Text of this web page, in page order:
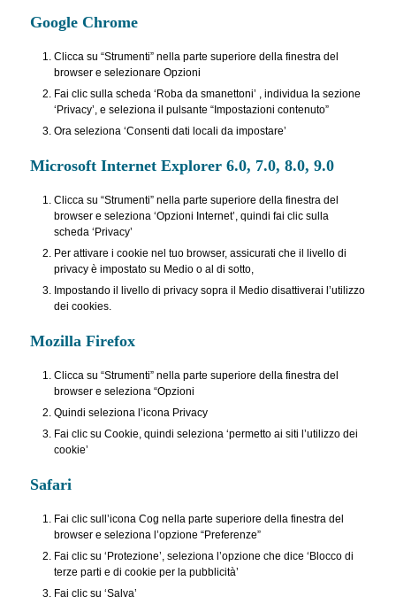
Google Chrome
Clicca su “Strumenti” nella parte superiore della finestra del
browser e selezionare Opzioni
Fai clic sulla scheda ‘Roba da smanettoni’ , individua la sezione
‘Privacy’, e seleziona il pulsante “Impostazioni contenuto”
Ora seleziona ‘Consenti dati locali da impostare’
Microsoft Internet Explorer 6.0, 7.0, 8.0, 9.0
Clicca su “Strumenti” nella parte superiore della finestra del
browser e seleziona ‘Opzioni Internet’, quindi fai clic sulla
scheda ‘Privacy’
Per attivare i cookie nel tuo browser, assicurati che il livello di
privacy è impostato su Medio o al di sotto,
Impostando il livello di privacy sopra il Medio disattiverai l’utilizzo
dei cookies.
Mozilla Firefox
Clicca su “Strumenti” nella parte superiore della finestra del
browser e seleziona “Opzioni
Quindi seleziona l’icona Privacy
Fai clic su Cookie, quindi seleziona ‘permetto ai siti l’utilizzo dei
cookie’
Safari
Fai clic sull’icona Cog nella parte superiore della finestra del
browser e seleziona l’opzione “Preferenze”
Fai clic su ‘Protezione’, seleziona l’opzione che dice ‘Blocco di
terze parti e di cookie per la pubblicità’
Fai clic su ‘Salva’